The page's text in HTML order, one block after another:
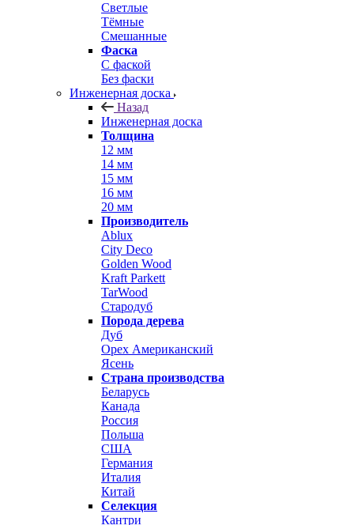
Светлые
Тёмные
Смешанные
Фаска
С фаской
Без фаски
Инженерная доска
Назад
Инженерная доска
Толщина
12 мм
14 мм
15 мм
16 мм
20 мм
Производитель
Ablux
City Deco
Golden Wood
Kraft Parkett
TarWood
Стародуб
Порода дерева
Дуб
Орех Американский
Ясень
Страна производства
Беларусь
Канада
Россия
Польша
США
Германия
Италия
Китай
Селекция
Кантри